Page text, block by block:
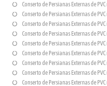
Conserto de Persianas Externas de
Conserto de Persianas Externas de
Conserto de Persianas Externas de
Conserto de Persianas Externas de
Conserto de Persianas Externas de
Conserto de Persianas Externas de
Conserto de Persianas Externas de
Conserto de Persianas Externas de
Conserto de Persianas Externas de